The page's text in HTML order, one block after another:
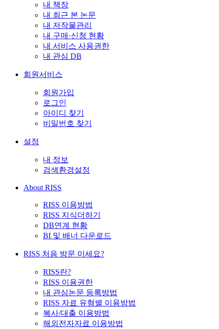
내 책장
내 최근 본 논문
내 저작물관리
내 구매·신청 현황
내 서비스 사용권한
내 관심 DB
회원서비스
회원가입
로그인
아이디 찾기
비밀번호 찾기
설정
내 정보
검색환경설정
About RISS
RISS 이용방법
RISS 지식더하기
DB연계 현황
BI 및 배너 다운로드
RISS 처음 방문 이세요?
RISS란?
RISS 이용권한
내 관심논문 등록방법
RISS 자료 유형별 이용방법
복사/대출 이용방법
해외전자자료 이용방법